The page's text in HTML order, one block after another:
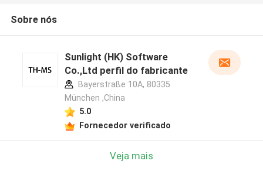
Sobre nós
Sunlight (HK) Software
Co.,Ltd perfil do fabricante
Bayerstraße 10A, 80335
München ,China
5.0
Fornecedor verificado
Veja mais